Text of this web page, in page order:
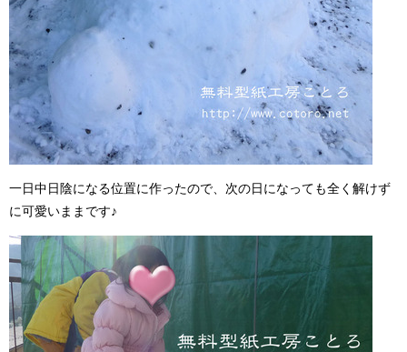
一日中日陰になる位置に作ったので、次の日になっても全く解けず
に可愛いままです♪